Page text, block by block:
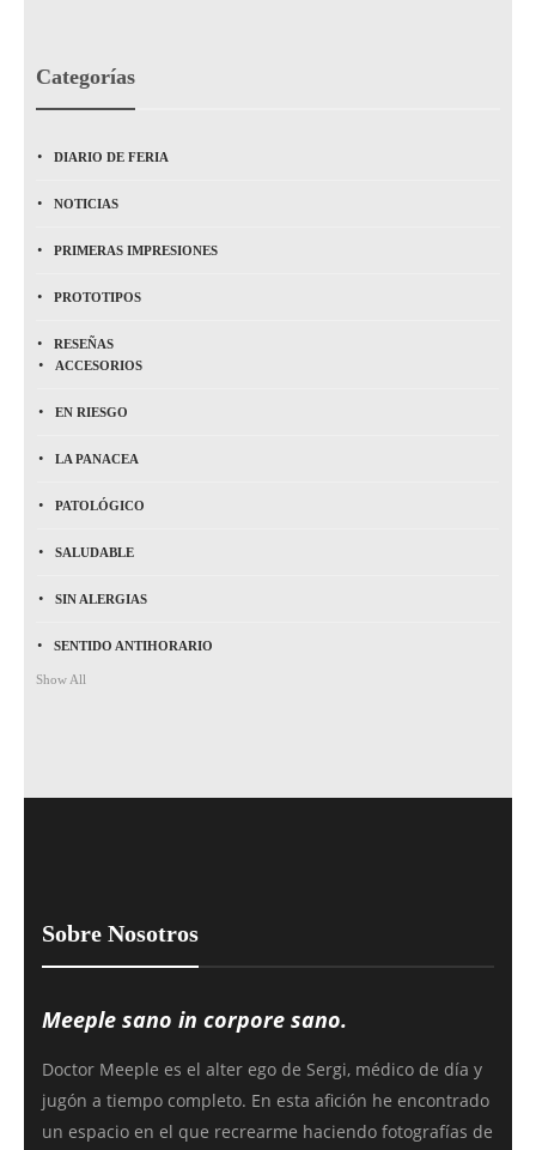
Categorías
DIARIO DE FERIA
NOTICIAS
PRIMERAS IMPRESIONES
PROTOTIPOS
RESEÑAS
ACCESORIOS
EN RIESGO
LA PANACEA
PATOLÓGICO
SALUDABLE
SIN ALERGIAS
SENTIDO ANTIHORARIO
Show All
Sobre Nosotros
Meeple sano in corpore sano.
Doctor Meeple es el alter ego de Sergi, médico de día y
jugón a tiempo completo. En esta afición he encontrado
un espacio en el que recrearme haciendo fotografías de